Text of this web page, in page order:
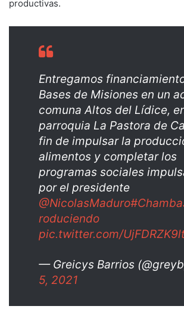
productivas.
Entregamos
Bases de Misiones en un
comuna Altos del Lídice,
parroquia La Pastora de
fin de impulsar la
alimentos y completar los
programas sociales
por el presidente
@NicolasMaduro
roduciendo
pic.twitter.com/
— Greicys Barrios
5, 2021